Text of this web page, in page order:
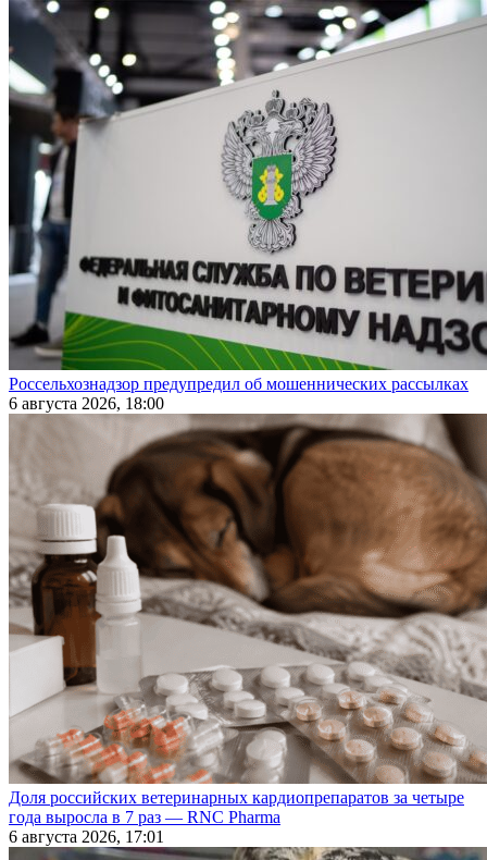
Россельхознадзор предупредил об мошеннических рассылках
6 августа 2026, 18:00
Доля российских ветеринарных кардиопрепаратов за четыре
года выросла в 7 раз — RNC Pharma
6 августа 2026, 17:01